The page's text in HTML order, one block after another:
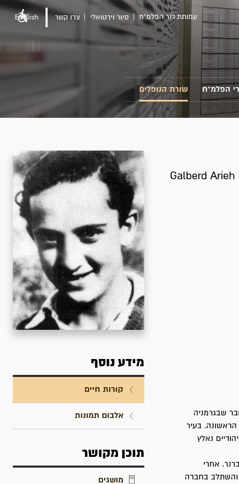
עמותת דור הפלמ"ח סיור וירטואלי צרו קשר English
הפלמ"ח שורת הנופלים
Galberd Arieh
ביום א' בטבת תרפ"ב (1.1.1922) בעיר הנובר שבגרמניה
בעיר
נאלץ
ברנר. אחרי
והשתלב בחברה
מידע נוסף
קורות חיים
אלבום תמונות
תוכן מקושר
מושגים